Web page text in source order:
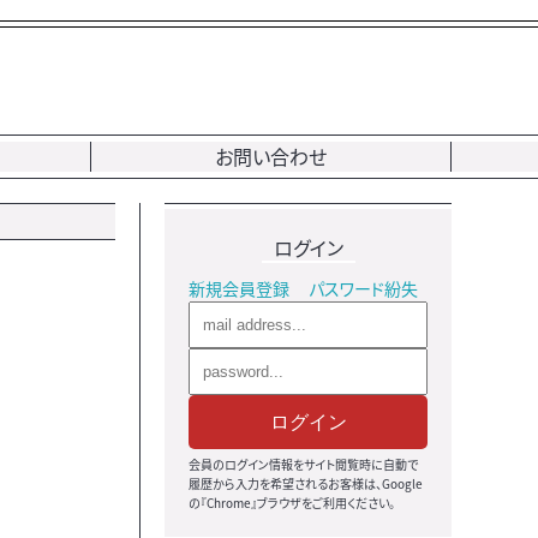
お問い合わせ
ログイン
新規会員登録 パスワード紛失
ログイン
会員のログイン情報をサイト閲覧時に自動で
履歴から入力を希望されるお客様は、Google
の『Chrome』ブラウザをご利用ください。